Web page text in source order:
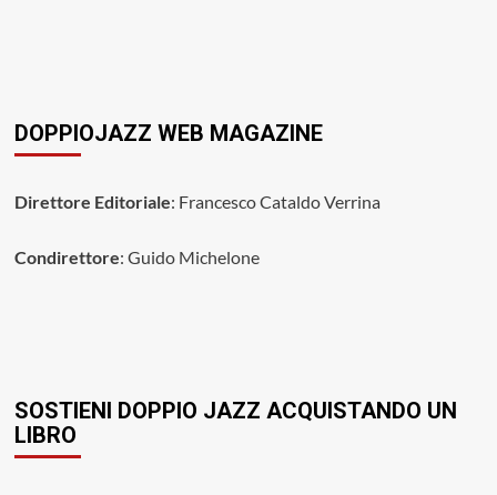
DOPPIOJAZZ WEB MAGAZINE
Direttore Editoriale: Francesco Cataldo Verrina
Condirettore: Guido Michelone
SOSTIENI DOPPIO JAZZ ACQUISTANDO UN
LIBRO